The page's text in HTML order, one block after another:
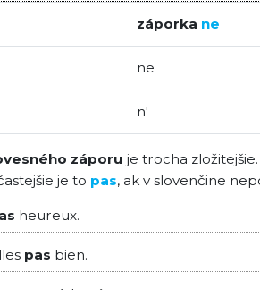
záporka ne
ne
n'
záporu je trocha
je to pas, ak v slovenčine
heureux.
pas bien.